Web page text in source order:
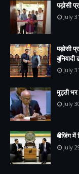
पड़ोसी
July
पड़ोसी
बुनियादी
July
मुट्ठी
July
बीजिंग
July